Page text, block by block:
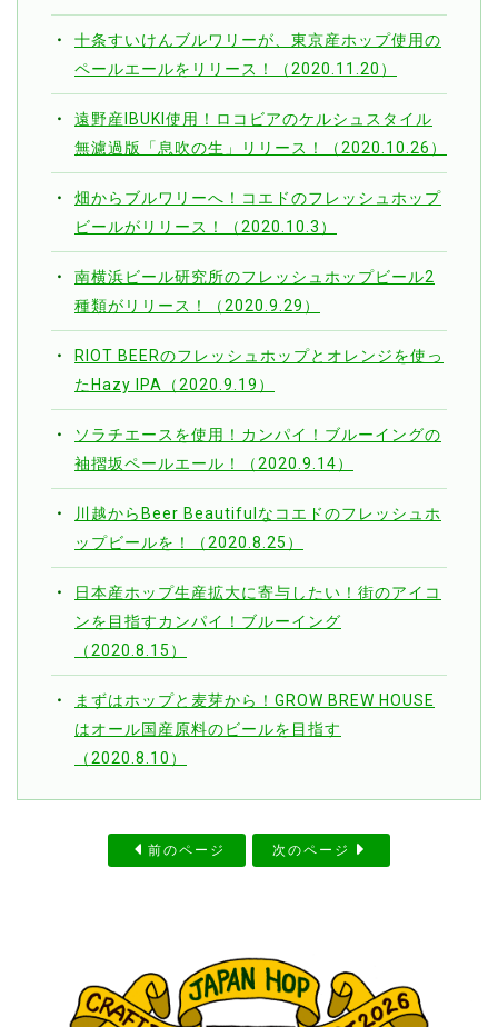
十条すいけんブルワリーが、東京産ホップ使用の
ペールエールをリリース！（2020.11.20）
遠野産IBUKI使用！ロコビアのケルシュスタイル
無濾過版「息吹の生」リリース！（2020.10.26）
畑からブルワリーへ！コエドのフレッシュホップ
ビールがリリース！（2020.10.3）
南横浜ビール研究所のフレッシュホップビール2
種類がリリース！（2020.9.29）
RIOT BEERのフレッシュホップとオレンジを使っ
たHazy IPA（2020.9.19）
ソラチエースを使用！カンパイ！ブルーイングの
袖摺坂ペールエール！（2020.9.14）
川越からBeer Beautifulなコエドのフレッシュホ
ップビールを！（2020.8.25）
日本産ホップ生産拡大に寄与したい！街のアイコ
ンを目指すカンパイ！ブルーイング
（2020.8.15）
まずはホップと麦芽から！GROW BREW HOUSE
はオール国産原料のビールを目指す
（2020.8.10）
前のページ 次のページ